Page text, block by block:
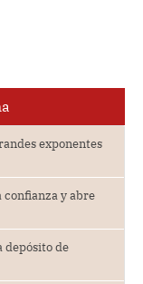
exponentes
y abre
depósito de